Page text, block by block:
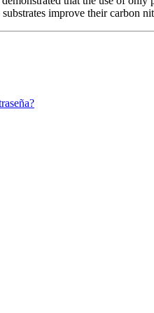
improve their carbon